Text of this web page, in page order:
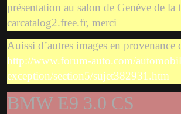
présentation au salon de Genève de
carcatalog2.free.fr, merci
Auissi d’autres images en
http://www.forum-auto.com/
exception/section5/sujet382931.htm
BMW E9 3.0 CS